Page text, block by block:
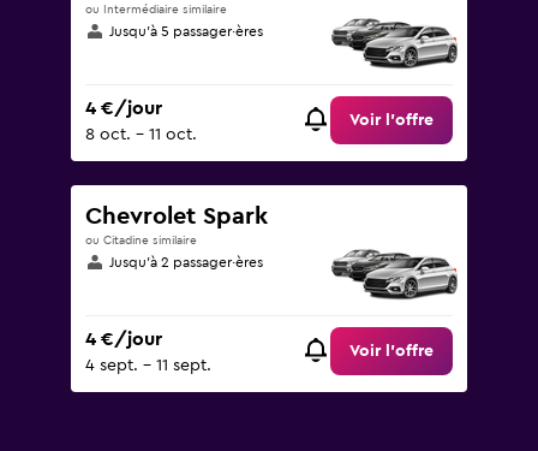
ou Intermédiaire similaire
Jusqu’à 5 passager·ères
4 €/jour
8 oct. - 11 oct.
Voir l’offre
Chevrolet Spark
ou Citadine similaire
Jusqu’à 2 passager·ères
4 €/jour
4 sept. - 11 sept.
Voir l’offre